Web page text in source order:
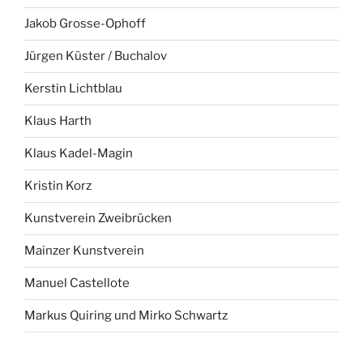
Jakob Grosse-Ophoff
Jürgen Küster / Buchalov
Kerstin Lichtblau
Klaus Harth
Klaus Kadel-Magin
Kristin Korz
Kunstverein Zweibrücken
Mainzer Kunstverein
Manuel Castellote
Markus Quiring und Mirko Schwartz